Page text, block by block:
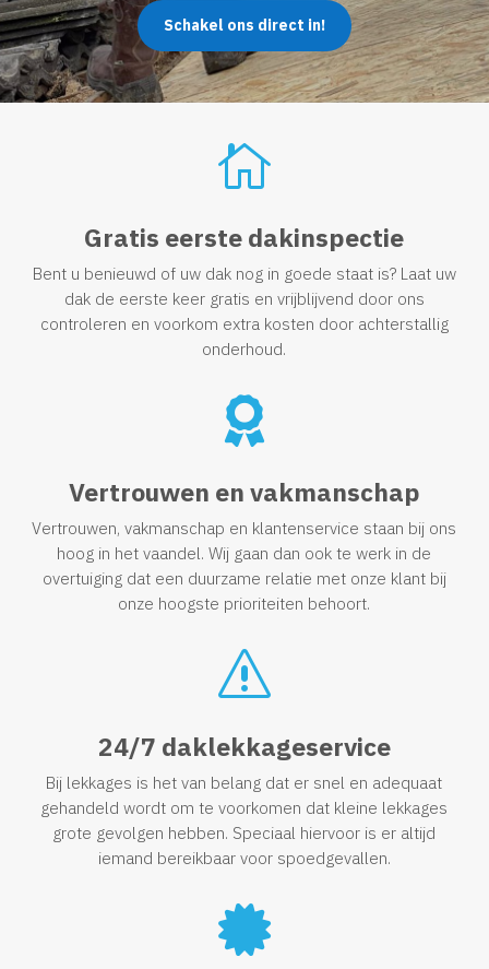
Schakel ons direct in!

Gratis eerste dakinspectie
Bent u benieuwd of uw dak nog in goede staat is? Laat uw
dak de eerste keer gratis en vrijblijvend door ons
controleren en voorkom extra kosten door achterstallig
onderhoud.

Vertrouwen en vakmanschap
Vertrouwen, vakmanschap en klantenservice staan bij ons
hoog in het vaandel. Wij gaan dan ook te werk in de
overtuiging dat een duurzame relatie met onze klant bij
onze hoogste prioriteiten behoort.
s
24/7 daklekkageservice
Bij lekkages is het van belang dat er snel en adequaat
gehandeld wordt om te voorkomen dat kleine lekkages
grote gevolgen hebben. Speciaal hiervoor is er altijd
iemand bereikbaar voor spoedgevallen.
